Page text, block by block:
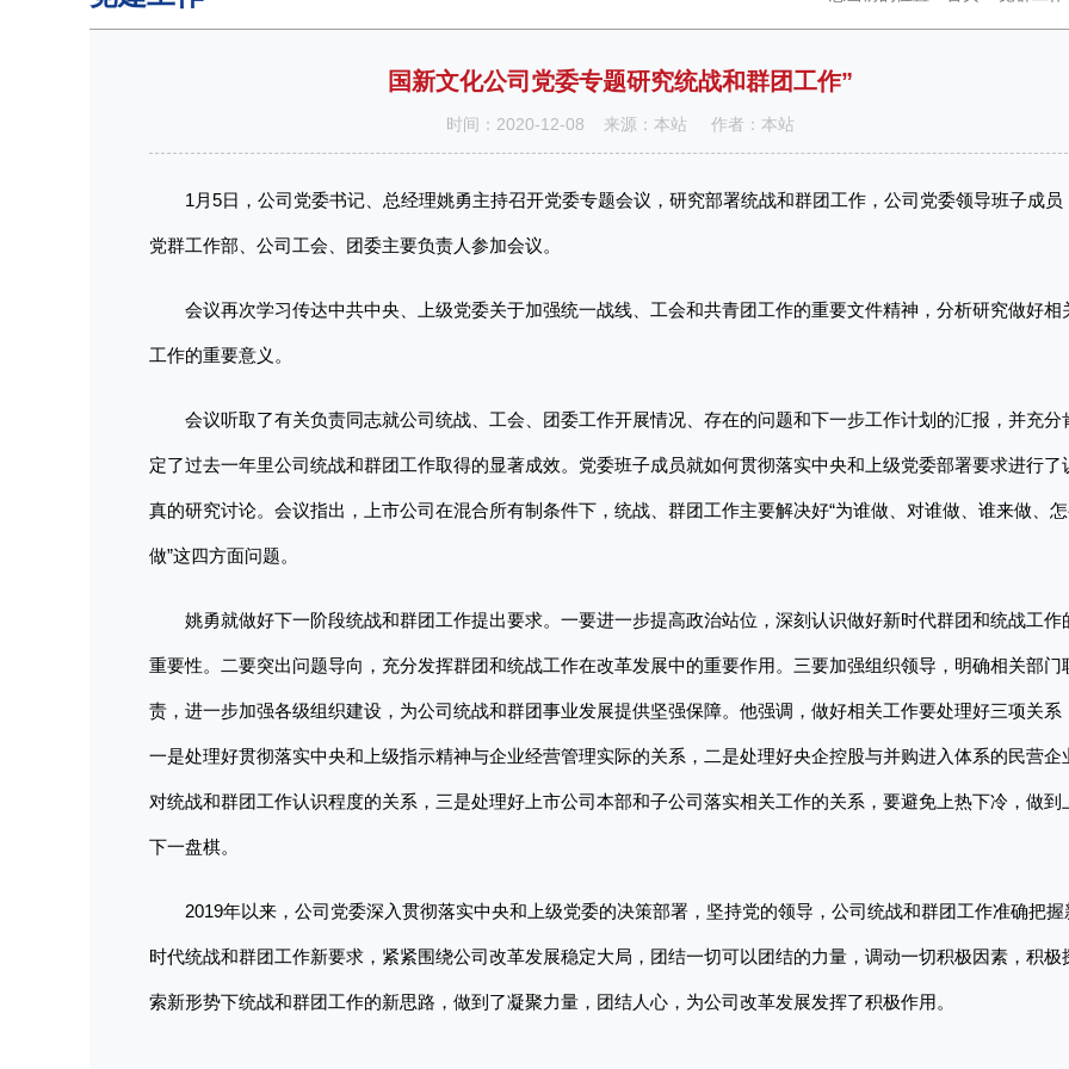
国新文化公司党委专题研究统战和群团工作”
时间：2020-12-08 来源：本站 作者：本站
1月5日，公司党委书记、总经理姚勇主持召开党委专题会议，研究部署统战和群团工作，公司党委领导班子成员
党群工作部、公司工会、团委主要负责人参加会议。
会议再次学习传达中共中央、上级党委关于加强统一战线、工会和共青团工作的重要文件精神，分析研究做好相
工作的重要意义。
会议听取了有关负责同志就公司统战、工会、团委工作开展情况、存在的问题和下一步工作计划的汇报，并充分
定了过去一年里公司统战和群团工作取得的显著成效。党委班子成员就如何贯彻落实中央和上级党委部署要求进行了
真的研究讨论。会议指出，上市公司在混合所有制条件下，统战、群团工作主要解决好“为谁做、对谁做、谁来做、怎
做”这四方面问题。
姚勇就做好下一阶段统战和群团工作提出要求。一要进一步提高政治站位，深刻认识做好新时代群团和统战工作
重要性。二要突出问题导向，充分发挥群团和统战工作在改革发展中的重要作用。三要加强组织领导，明确相关部门
责，进一步加强各级组织建设，为公司统战和群团事业发展提供坚强保障。他强调，做好相关工作要处理好三项关系
一是处理好贯彻落实中央和上级指示精神与企业经营管理实际的关系，二是处理好央企控股与并购进入体系的民营企
对统战和群团工作认识程度的关系，三是处理好上市公司本部和子公司落实相关工作的关系，要避免上热下冷，做到
下一盘棋。
2019年以来，公司党委深入贯彻落实中央和上级党委的决策部署，坚持党的领导，公司统战和群团工作准确把握
时代统战和群团工作新要求，紧紧围绕公司改革发展稳定大局，团结一切可以团结的力量，调动一切积极因素，积极
索新形势下统战和群团工作的新思路，做到了凝聚力量，团结人心，为公司改革发展发挥了积极作用。